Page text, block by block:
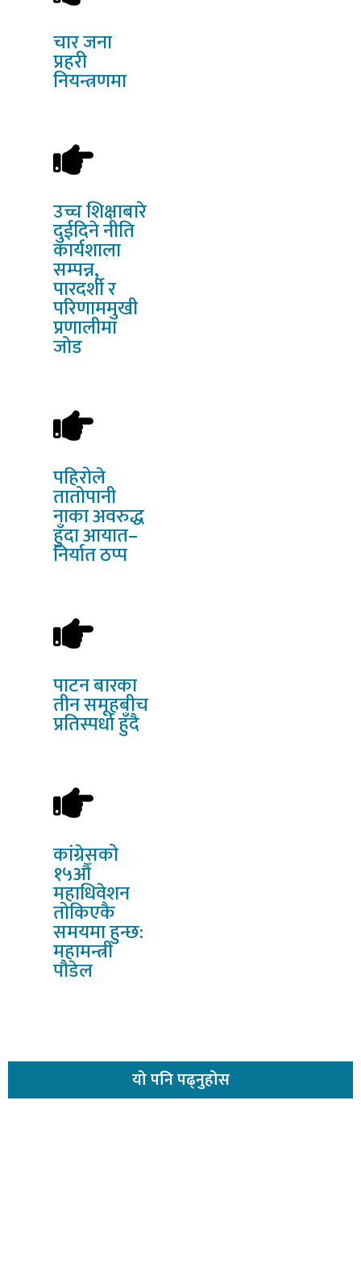
चारजना
प्रहरी
नियन्त्रणमा
उच्चशिक्षाबारे
दुईदिने नीति
कार्यशाला
सम्पन्न,
पारदर्शी र
परिणाममुखी
प्रणालीमा
जोड
पहिरोले
तातोपानी
नाका अवरुद्ध
हुँदा आयात–
निर्यात ठप्प
पाटनबारका
तीन समूहबीच
प्रतिस्पर्धा हुँदै
कांग्रेसको
१५औँ
महाधिवेशन
तोकिएकै
समयमा हुन्छ:
महामन्त्री
पौडेल
योपनि पढ्नुहोस